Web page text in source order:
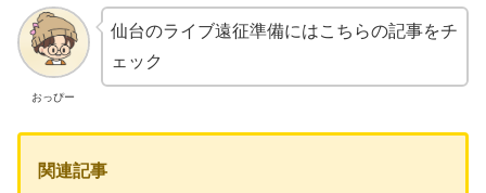
おっぴー
仙台のライブ遠征準備にはこちらの記事をチ
ェック
関連記事